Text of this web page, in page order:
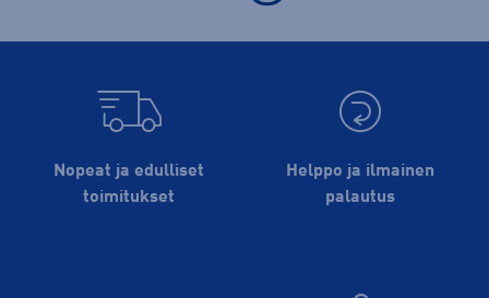
Nopeat ja edulliset
toimitukset
Helppo ja ilmainen
palautus